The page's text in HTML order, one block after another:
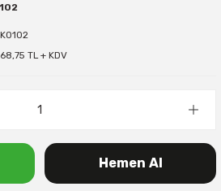
TL + KDV
Hemen Al